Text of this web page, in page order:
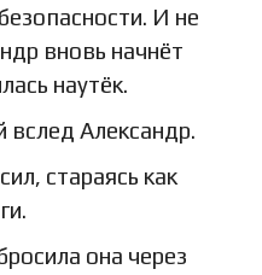
И не
вновь начнёт
наутёк.
вслед Александр.
стараясь как
она через